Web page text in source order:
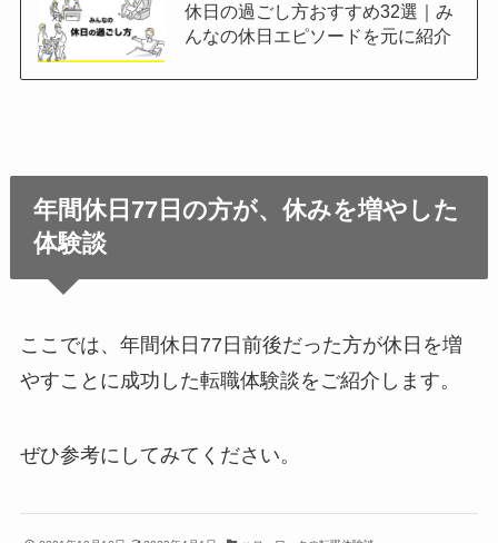
休日の過ごし方おすすめ32選｜み
んなの休日エピソードを元に紹介
年間休日77日の方が、休みを増やした
体験談
ここでは、年間休日77日前後だった方が休日を増
やすことに成功した転職体験談をご紹介します。
ぜひ参考にしてみてください。